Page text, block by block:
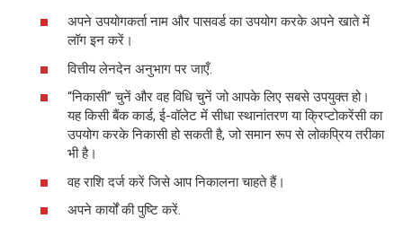
अपने उपयोगकर्ता नाम और पासवर्ड का उपयोग करके अपने खाते में
लॉग इन करें।
वित्तीय लेनदेन अनुभाग पर जाएँ.
“निकासी” चुनें और वह विधि चुनें जो आपके लिए सबसे उपयुक्त हो।
यह किसी बैंक कार्ड, ई-वॉलेट में सीधा स्थानांतरण या क्रिप्टोकरेंसी का
उपयोग करके निकासी हो सकती है, जो समान रूप से लोकप्रिय तरीका
भी है।
वह राशि दर्ज करें जिसे आप निकालना चाहते हैं।
अपने कार्यों की पुष्टि करें.